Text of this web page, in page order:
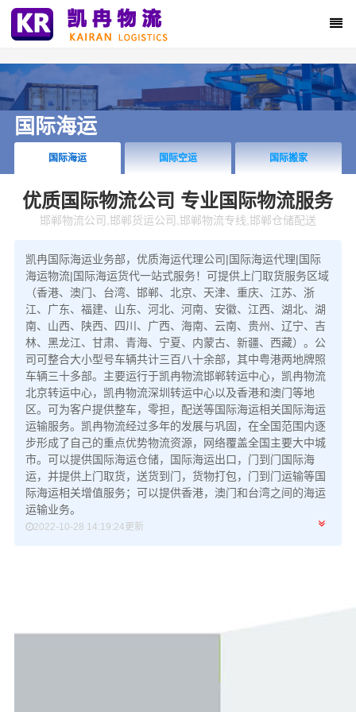
国际海运
国际海运 国际空运 国际搬家
优质国际物流公司 专业国际物流服务
邯郸物流公司,邯郸货运公司,邯郸物流专线,邯郸仓储配送
凯冉国际海运业务部，优质海运代理公司|国际海运代理|国际
海运物流|国际海运货代一站式服务！可提供上门取货服务区域
（香港、澳门、台湾、邯郸、北京、天津、重庆、江苏、浙
江、广东、福建、山东、河北、河南、安徽、江西、湖北、湖
南、山西、陕西、四川、广西、海南、云南、贵州、辽宁、吉
林、黑龙江、甘肃、青海、宁夏、内蒙古、新疆、西藏）。公
司可整合大小型号车辆共计三百八十余部，其中粤港两地牌照
车辆三十多部。主要运行于凯冉物流邯郸转运中心，凯冉物流
北京转运中心，凯冉物流深圳转运中心以及香港和澳门等地
区。可为客户提供整车，零担，配送等国际海运相关国际海运
运输服务。凯冉物流经过多年的发展与巩固，在全国范围内逐
步形成了自己的重点优势物流资源，网络覆盖全国主要大中城
市。可以提供国际海运仓储，国际海运出口，门到门国际海
运，并提供上门取货，送货到门，货物打包，门到门运输等国
际海运相关增值服务；可以提供香港，澳门和台湾之间的海运
运输业务。
2022-10-28 14:19:24更新